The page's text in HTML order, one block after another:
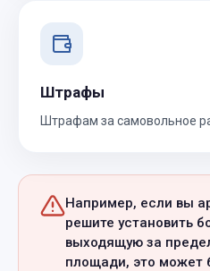
Штрафы
Штрафам за самовольное
Например, если вы
решите установить
выходящую за
площади, это может